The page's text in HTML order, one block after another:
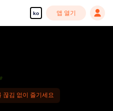
ko 앱 열기
끊김 없이 즐기세요